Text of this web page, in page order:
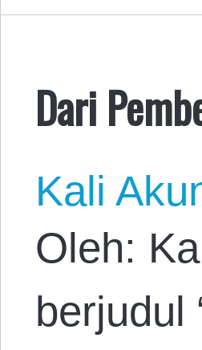
Dari
Kali
Oleh:
berjudul